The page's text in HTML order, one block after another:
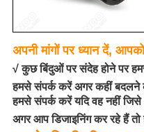
अपनी मांगों पर ध्यान दें,
√ कुछ बिंदुओं पर संदेह होने पर
हमसे संपर्क करें अगर कहीं
हमसे संपर्क करें यदि वह नहीं
अगर आप डिजाइनिंग कर रहे हैं